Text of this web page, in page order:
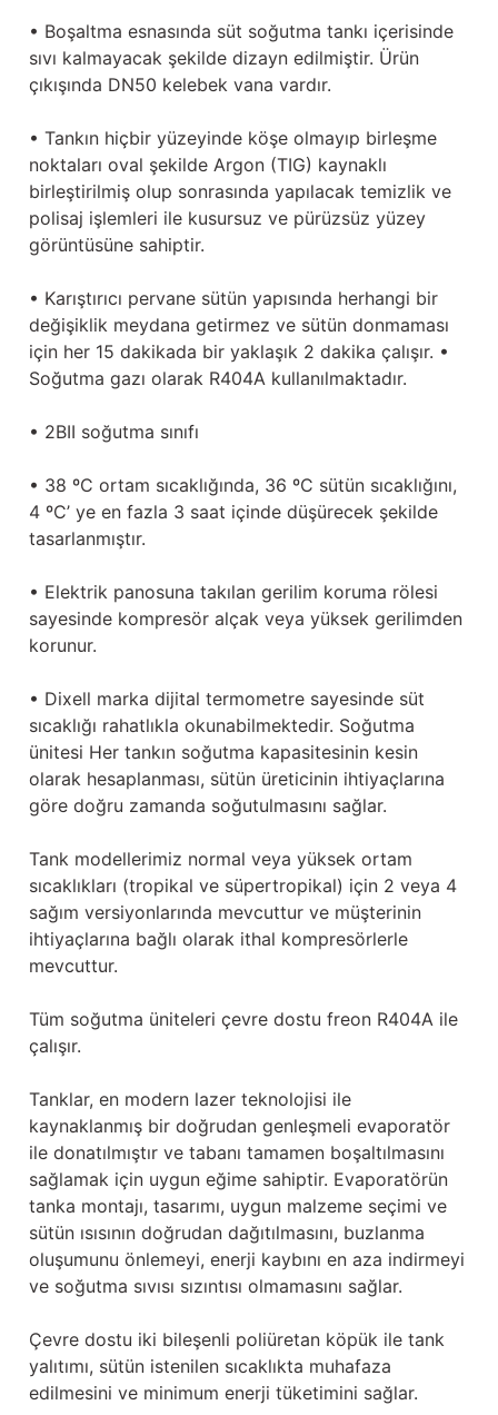
• Boşaltma esnasında süt soğutma tankı içerisinde
sıvı kalmayacak şekilde dizayn edilmiştir. Ürün
çıkışında DN50 kelebek vana vardır.
• Tankın hiçbir yüzeyinde köşe olmayıp birleşme
noktaları oval şekilde Argon (TIG) kaynaklı
birleştirilmiş olup sonrasında yapılacak temizlik ve
polisaj işlemleri ile kusursuz ve pürüzsüz yüzey
görüntüsüne sahiptir.
• Karıştırıcı pervane sütün yapısında herhangi bir
değişiklik meydana getirmez ve sütün donmaması
için her 15 dakikada bir yaklaşık 2 dakika çalışır. •
Soğutma gazı olarak R404A kullanılmaktadır.
• 2BII soğutma sınıfı
• 38 ºC ortam sıcaklığında, 36 ºC sütün sıcaklığını,
4 ºC’ ye en fazla 3 saat içinde düşürecek şekilde
tasarlanmıştır.
• Elektrik panosuna takılan gerilim koruma rölesi
sayesinde kompresör alçak veya yüksek gerilimden
korunur.
• Dixell marka dijital termometre sayesinde süt
sıcaklığı rahatlıkla okunabilmektedir. Soğutma
ünitesi Her tankın soğutma kapasitesinin kesin
olarak hesaplanması, sütün üreticinin ihtiyaçlarına
göre doğru zamanda soğutulmasını sağlar.
Tank modellerimiz normal veya yüksek ortam
sıcaklıkları (tropikal ve süpertropikal) için 2 veya 4
sağım versiyonlarında mevcuttur ve müşterinin
ihtiyaçlarına bağlı olarak ithal kompresörlerle
mevcuttur.
Tüm soğutma üniteleri çevre dostu freon R404A ile
çalışır.
Tanklar, en modern lazer teknolojisi ile
kaynaklanmış bir doğrudan genleşmeli evaporatör
ile donatılmıştır ve tabanı tamamen boşaltılmasını
sağlamak için uygun eğime sahiptir. Evaporatörün
tanka montajı, tasarımı, uygun malzeme seçimi ve
sütün ısısının doğrudan dağıtılmasını, buzlanma
oluşumunu önlemeyi, enerji kaybını en aza indirmeyi
ve soğutma sıvısı sızıntısı olmamasını sağlar.
Çevre dostu iki bileşenli poliüretan köpük ile tank
yalıtımı, sütün istenilen sıcaklıkta muhafaza
edilmesini ve minimum enerji tüketimini sağlar.